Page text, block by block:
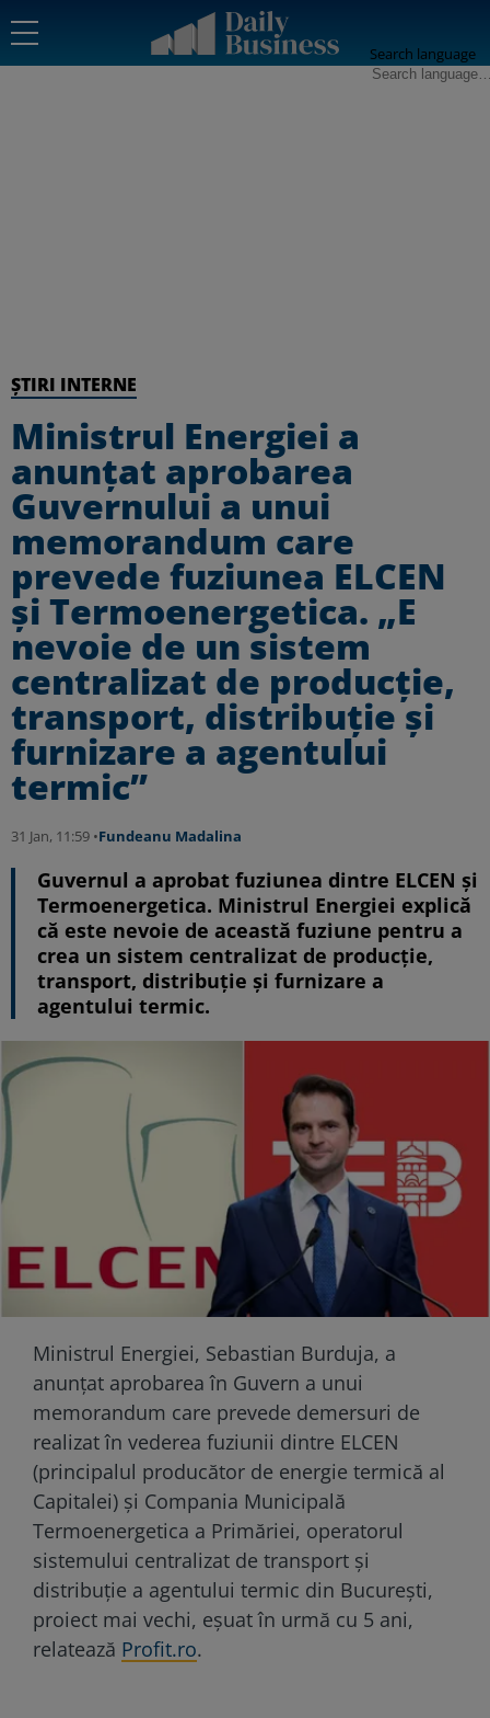
Search language
ȘTIRI INTERNE
Ministrul Energiei a
anunțat aprobarea
Guvernului a unui
memorandum care
prevede fuziunea ELCEN
și Termoenergetica. „E
nevoie de un sistem
centralizat de producție,
transport, distribuție și
furnizare a agentului
termic”
31 Jan, 11:59 •Fundeanu Madalina
Guvernul a aprobat fuziunea dintre ELCEN și
Termoenergetica. Ministrul Energiei explică
că este nevoie de această fuziune pentru a
crea un sistem centralizat de producție,
transport, distribuție și furnizare a
agentului termic.
Ministrul Energiei, Sebastian Burduja, a
anunțat aprobarea în Guvern a unui
memorandum care prevede demersuri de
realizat în vederea fuziunii dintre ELCEN
(principalul producător de energie termică al
Capitalei) și Compania Municipală
Termoenergetica a Primăriei, operatorul
sistemului centralizat de transport și
distribuție a agentului termic din București,
proiect mai vechi, eșuat în urmă cu 5 ani,
relatează Profit.ro.